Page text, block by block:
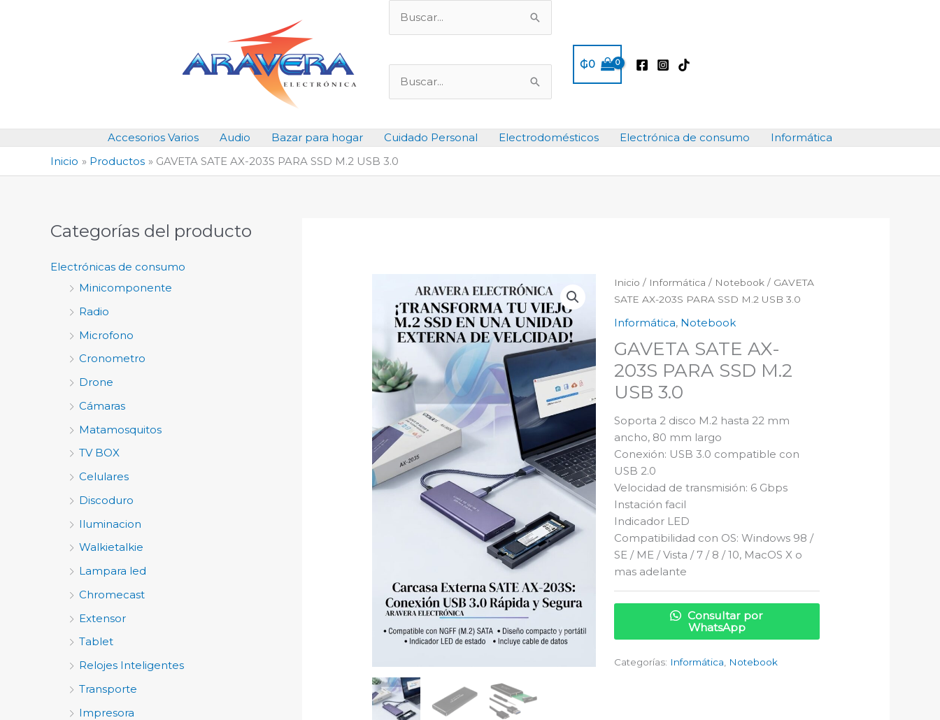
Buscar
por:
Buscar
por:
₲0
Accesorios Varios Audio Bazar para hogar Cuidado Personal Electrodomésticos Electrónica de consumo
Informática
Inicio
Productos GAVETA SATE AX-203S PARA SSD M.2 USB 3.0
Categorías del producto
Electrónicas de consumo
Minicomponente
Radio
Microfono
Cronometro
Drone
Cámaras
Matamosquitos
TV BOX
Celulares
Discoduro
Iluminacion
Walkietalkie
Lampara led
Chromecast
Extensor
Tablet
Relojes Inteligentes
Transporte
Impresora
Inicio / Informática / Notebook/ GAVETA
SATE AX-203S PARA SSD M.2 USB 3.0
Informática, Notebook
GAVETA SATE AX-
203S PARA SSD M.2
USB 3.0
Soporta 2 disco M.2 hasta 22 mm
ancho, 80 mm largo
Conexión: USB 3.0 compatible con
USB 2.0
Velocidad de transmisión: 6 Gbps
Instación facil
Indicador LED
Compatibilidad con OS: Windows 98 /
SE / ME / Vista / 7 / 8 / 10, MacOS X o
mas adelante
Consultar por
WhatsApp
Categorías: Informática, Notebook